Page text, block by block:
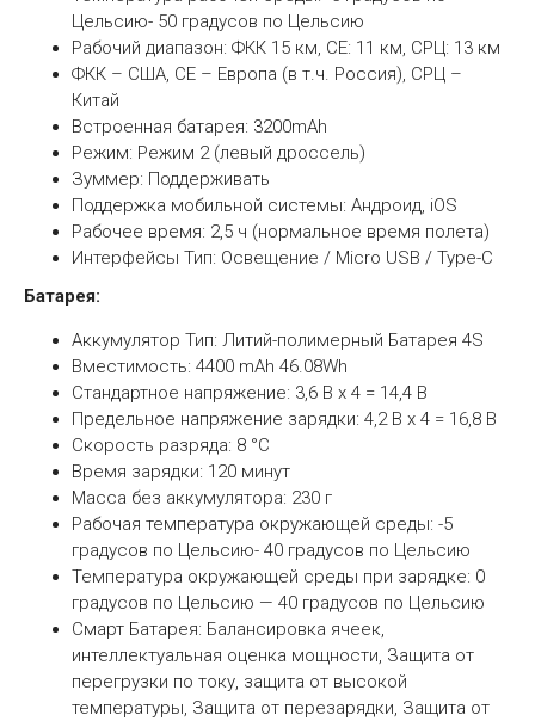
Цельсию- 50 градусов по Цельсию
Рабочий диапазон: ФКК 15 км, СЕ: 11 км, СРЦ: 13 км
ФКК – США, СЕ – Европа (в т.ч. Россия), СРЦ –
Китай
Встроенная батарея: 3200mAh
Режим: Режим 2 (левый дроссель)
Зуммер: Поддерживать
Поддержка мобильной системы: Андроид, iOS
Рабочее время: 2,5 ч (нормальное время полета)
Интерфейсы Тип: Освещение / Micro USB / Type-C
Батарея:
Аккумулятор Тип: Литий-полимерный Батарея 4S
Вместимость: 4400 mAh 46.08Wh
Стандартное напряжение: 3,6 В х 4 = 14,4 В
Предельное напряжение зарядки: 4,2 В x 4 = 16,8 В
Скорость разряда: 8 °C
Время зарядки: 120 минут
Масса без аккумулятора: 230 г
Рабочая температура окружающей среды: -5
градусов по Цельсию- 40 градусов по Цельсию
Температура окружающей среды при зарядке: 0
градусов по Цельсию — 40 градусов по Цельсию
Смарт Батарея: Балансировка ячеек,
интеллектуальная оценка мощности, Защита от
перегрузки по току, защита от высокой
температуры, Защита от перезарядки, Защита от